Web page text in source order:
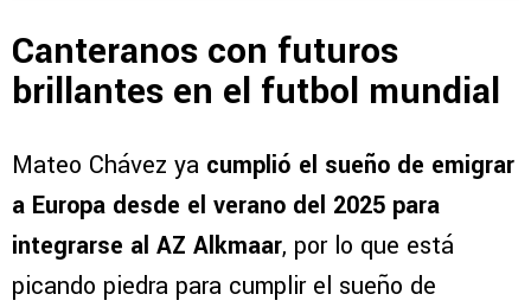
Canteranos con futuros
brillantes en el futbol mundial
Mateo Chávez ya cumplió el sueño de emigrar
a Europa desde el verano del 2025 para
integrarse al AZ Alkmaar, por lo que está
picando piedra para cumplir el sueño de